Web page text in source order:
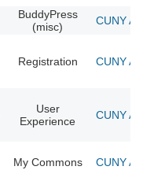
BuddyPress
(misc)
CUNY
Registration CUNY
User
Experience
CUNY
My Commons CUNY